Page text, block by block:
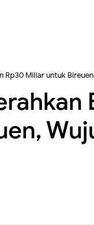
Rp30 Miliar untuk